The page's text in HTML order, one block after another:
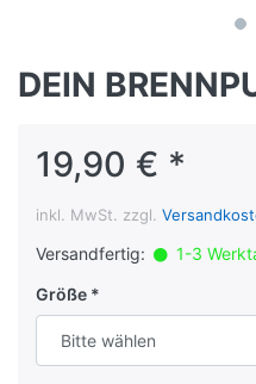
DEIN
19,90 € *
inkl. MwSt. zzgl.
Versandfertig:
1-3
Größe